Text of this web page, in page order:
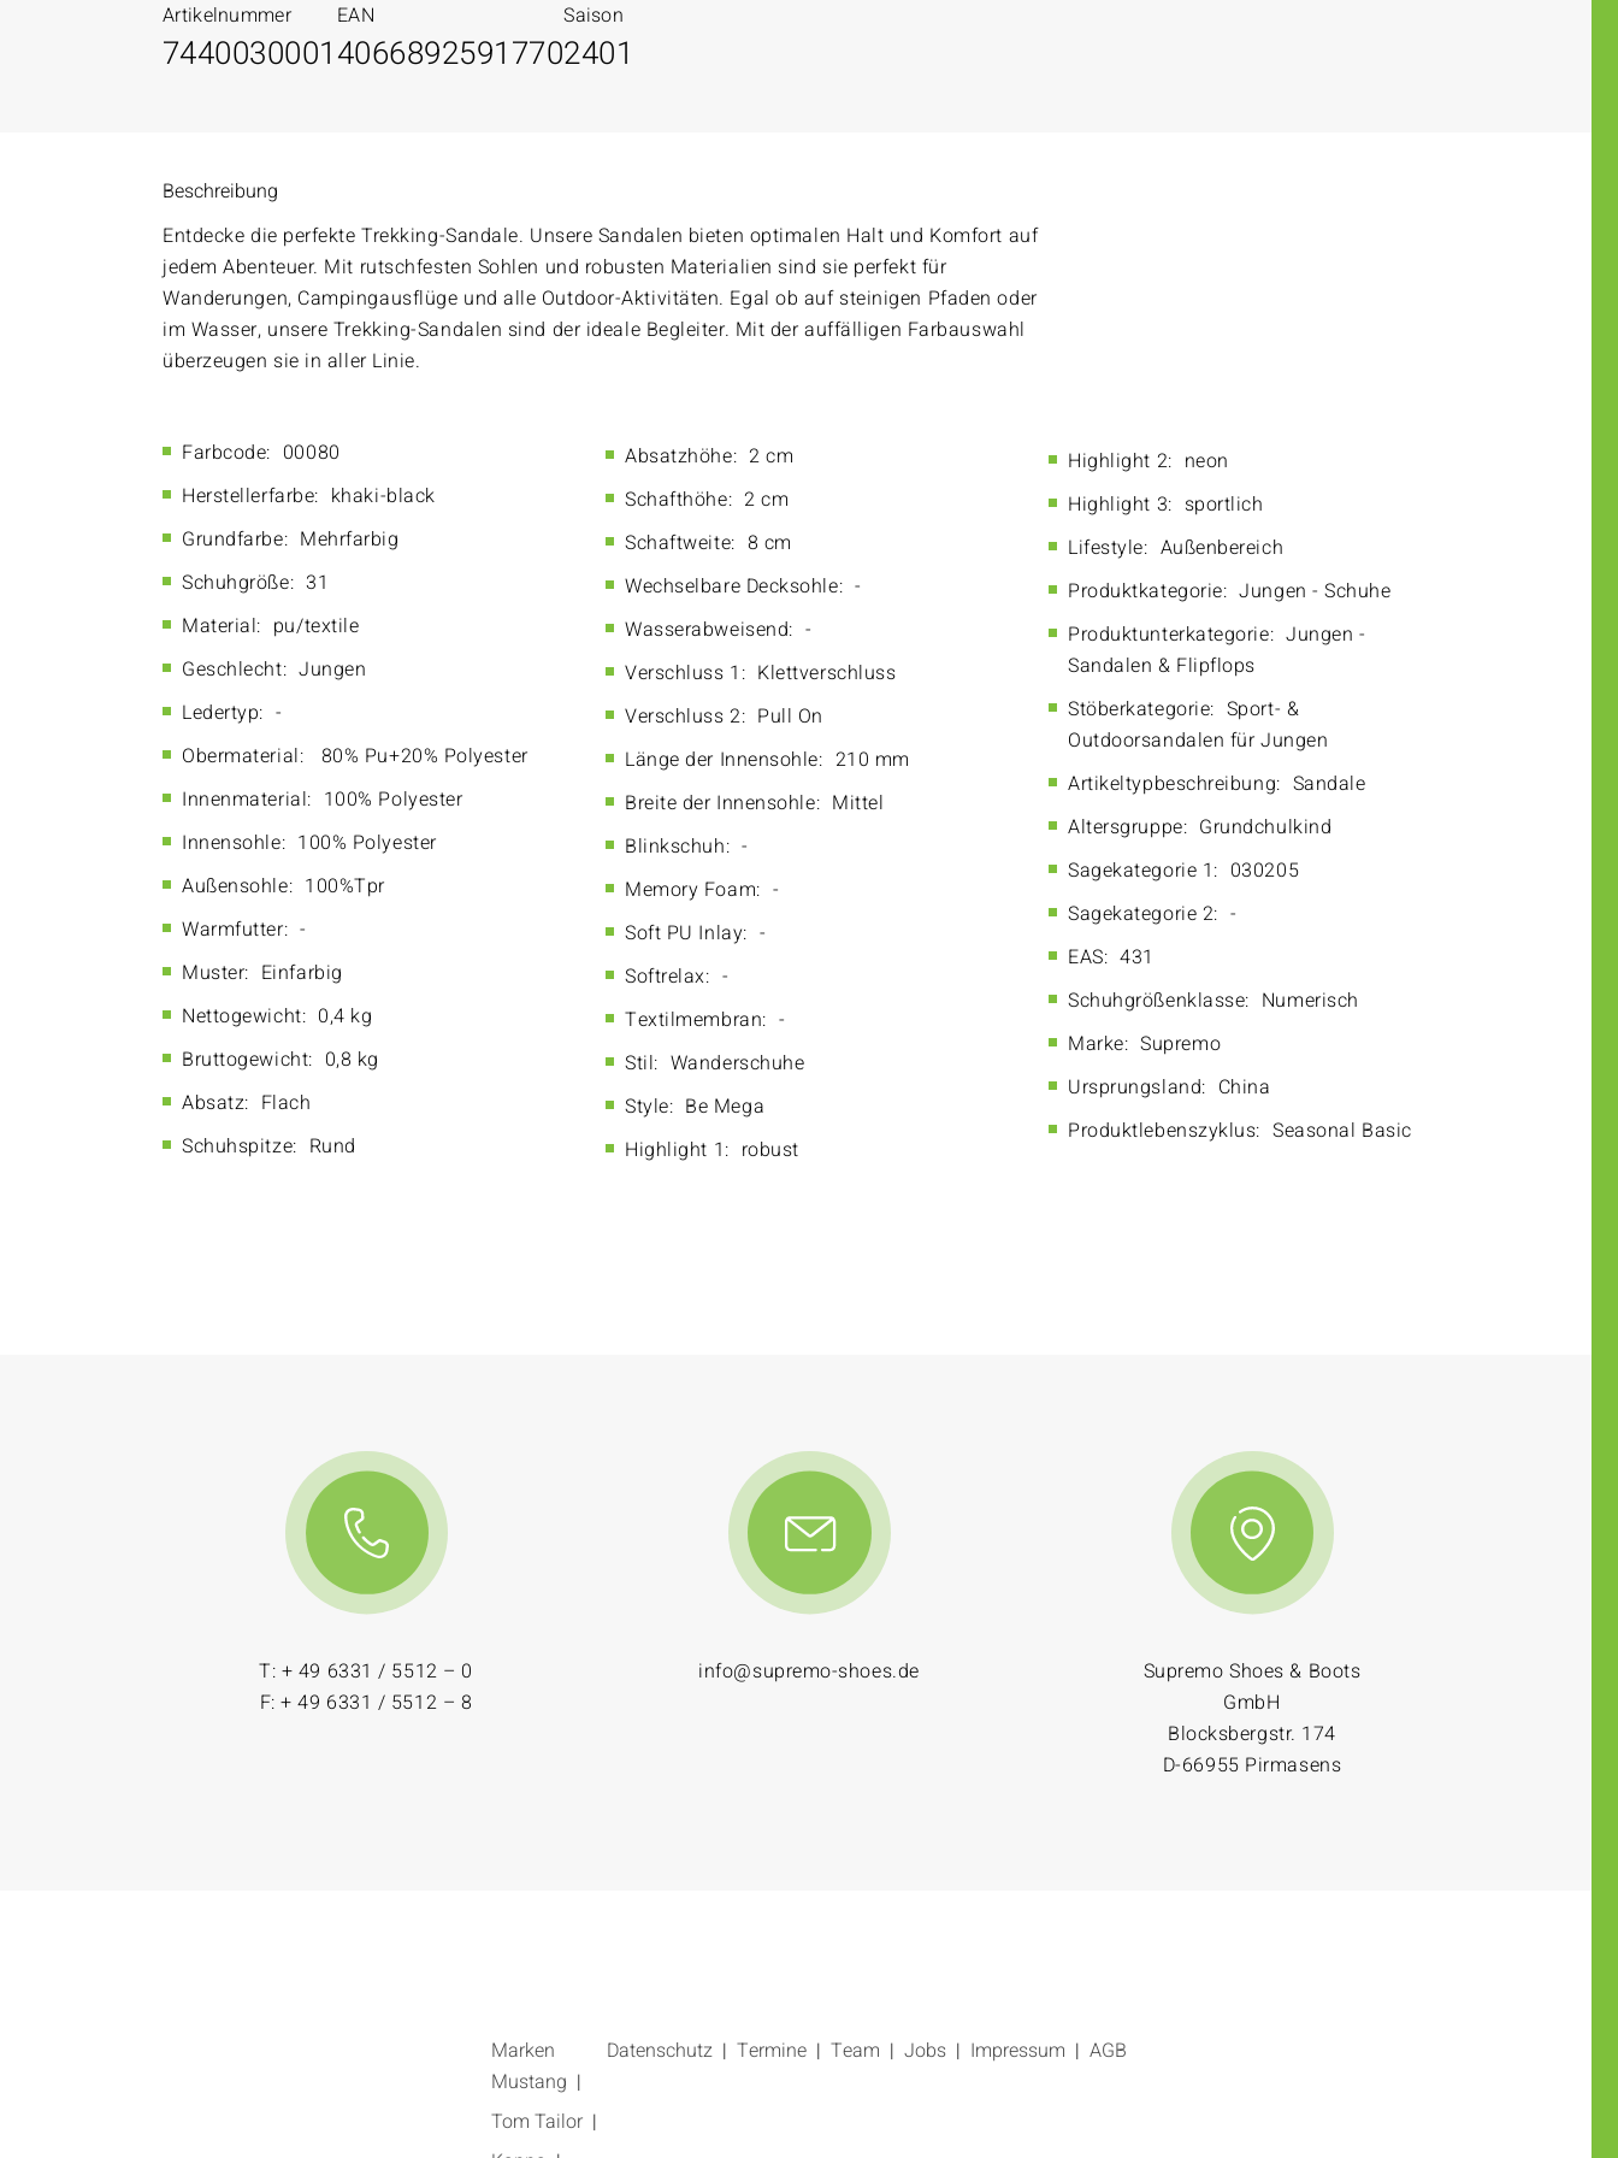
Artikelnummer
7440030001
EAN
4066892591770
Saison
2401
Beschreibung
Entdecke die perfekte Trekking-Sandale. Unsere Sandalen bieten optimalen Halt und Komfort auf
jedem Abenteuer. Mit rutschfesten Sohlen und robusten Materialien sind sie perfekt für
Wanderungen, Campingausflüge und alle Outdoor-Aktivitäten. Egal ob auf steinigen Pfaden oder
im Wasser, unsere Trekking-Sandalen sind der ideale Begleiter. Mit der auffälligen Farbauswahl
überzeugen sie in aller Linie.
Farbcode: 00080
Herstellerfarbe: khaki-black
Grundfarbe: Mehrfarbig
Schuhgröße: 31
Material: pu/textile
Geschlecht: Jungen
Ledertyp: -
Obermaterial:
80% Pu+20% Polyester
Innenmaterial: 100% Polyester
Innensohle: 100% Polyester
Außensohle: 100%Tpr
Warmfutter: -
Muster: Einfarbig
Nettogewicht: 0,4 kg
Bruttogewicht: 0,8 kg
Absatz: Flach
Schuhspitze: Rund
Absatzhöhe: 2 cm
Schafthöhe: 2 cm
Schaftweite: 8 cm
Wechselbare Decksohle: -
Wasserabweisend: -
Verschluss 1: Klettverschluss
Verschluss 2: Pull On
Länge der Innensohle: 210 mm
Breite der Innensohle: Mittel
Blinkschuh: -
Memory Foam: -
Soft PU Inlay: -
Softrelax: -
Textilmembran: -
Stil: Wanderschuhe
Style: Be Mega
Highlight 1: robust
Highlight 2: neon
Highlight 3: sportlich
Lifestyle: Außenbereich
Produktkategorie: Jungen - Schuhe
Produktunterkategorie: Jungen -
Sandalen & Flipflops
Stöberkategorie: Sport- &
Outdoorsandalen für Jungen
Artikeltypbeschreibung: Sandale
Altersgruppe: Grundchulkind
Sagekategorie 1: 030205
Sagekategorie 2: -
EAS: 431
Schuhgrößenklasse: Numerisch
Marke: Supremo
Ursprungsland: China
Produktlebenszyklus: Seasonal Basic
T: + 49 6331 / 5512 – 0
F: + 49 6331 / 5512 – 8
info@supremo-shoes.de
Supremo Shoes & Boots
GmbH
Blocksbergstr. 174
D-66955 Pirmasens
Marken
Mustang
Tom Tailor
Datenschutz Termine Team Jobs Impressum AGB